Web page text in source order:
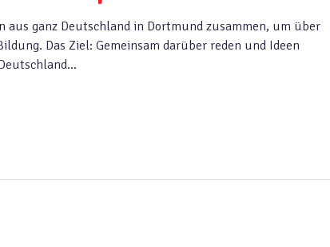
aus ganz Deutschland in Dortmund zusammen, um über
Das Ziel: Gemeinsam darüber reden und Ideen